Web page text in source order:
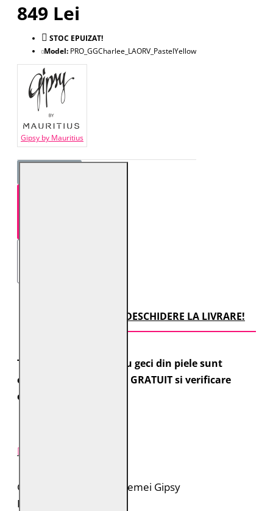
849 Lei
STOC EPUIZAT!
Model: PRO_GGCharlee_LAORV_PastelYellow
Gipsy by Mauritius
TRANSPORT CU DESCHIDERE LA LIVRARE!
Toate comenzile pentru geci din piele sunt
expediate cu transport GRATUIT si verificare
colet.
Geaca de piele pentru femei Gipsy
Brand: Gipsy